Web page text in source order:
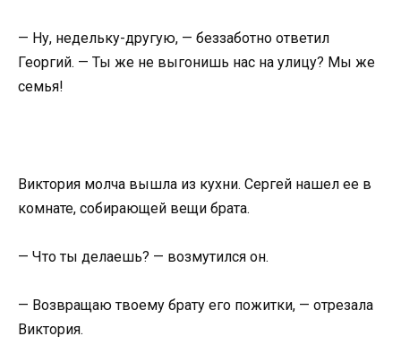
— Ну, недельку-другую, — беззаботно ответил
Георгий. — Ты же не выгонишь нас на улицу? Мы же
семья!
Виктория молча вышла из кухни. Сергей нашел ее в
комнате, собирающей вещи брата.
— Что ты делаешь? — возмутился он.
— Возвращаю твоему брату его пожитки, — отрезала
Виктория.